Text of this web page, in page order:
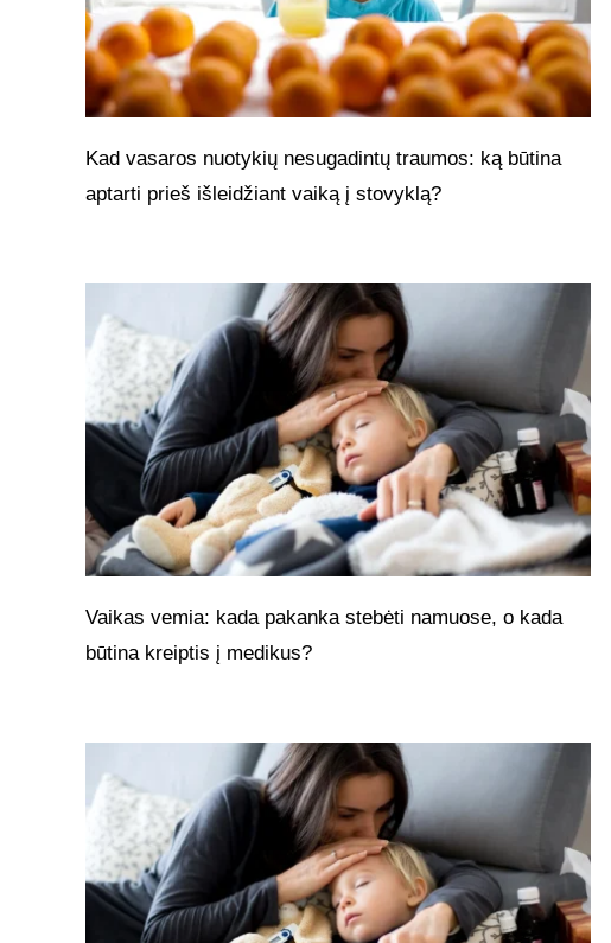
Kad vasaros nuotykių nesugadintų traumos: ką būtina
aptarti prieš išleidžiant vaiką į stovyklą?
Vaikas vemia: kada pakanka stebėti namuose, o kada
būtina kreiptis į medikus?